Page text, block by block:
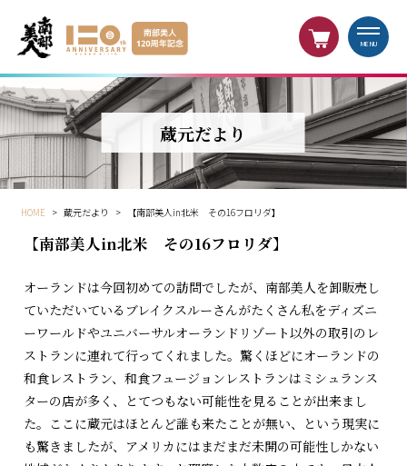
MENU
蔵元だより
HOME > 蔵元だより > 【南部美人in北米 その16フロリダ】
【南部美人in北米 その16フロリダ】
オーランドは今回初めての訪問でしたが、南部美人を卸販売し
ていただいているブレイクスルーさんがたくさん私をディズニ
ーワールドやユニバーサルオーランドリゾート以外の取引のレ
ストランに連れて行ってくれました。驚くほどにオーランドの
和食レストラン、和食フュージョンレストランはミシュランス
ターの店が多く、とてつもない可能性を見ることが出来まし
た。ここに蔵元はほとんど誰も来たことが無い、という現実に
も驚きましたが、アメリカにはまだまだ未開の可能性しかない